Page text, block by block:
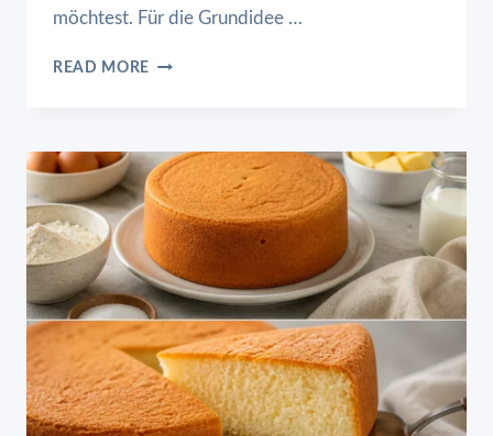
möchtest. Für die Grundidee …
READ MORE
OHNE
EISMASCHINE!